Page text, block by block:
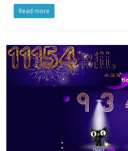
Read more